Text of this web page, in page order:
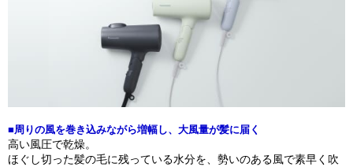
■周りの風を巻き込みながら増幅し、大風量が髪に届く
高い風圧で乾燥。
ほぐし切った髪の毛に残っている水分を、勢いのある風で素早く吹